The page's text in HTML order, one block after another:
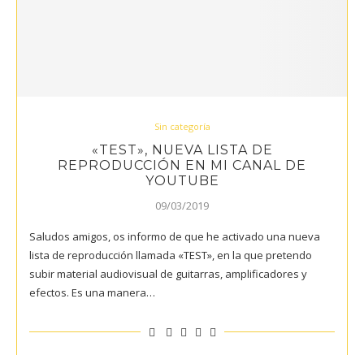
Sin categoría
«TEST», NUEVA LISTA DE
REPRODUCCIÓN EN MI CANAL DE
YOUTUBE
09/03/2019
Saludos amigos, os informo de que he activado una nueva
lista de reproducción llamada «TEST», en la que pretendo
subir material audiovisual de guitarras, amplificadores y
efectos. Es una manera…